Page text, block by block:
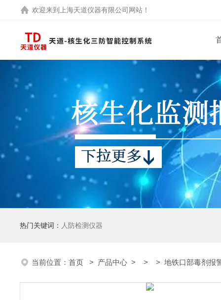
欢迎来到 上海天道仪器有限公司 网站！
热门关键词： 人防检测仪器
当前位置： 首页 > 产品中心 > > > 地铁口部毒剂报